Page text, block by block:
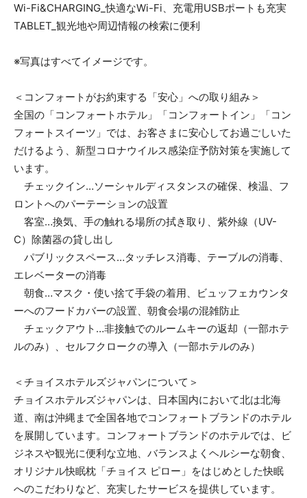
Wi-Fi&CHARGING_快適なWi-Fi、充電用USBポートも充実
TABLET_観光地や周辺情報の検索に便利
※写真はすべてイメージです。
＜コンフォートがお約束する「安心」への取り組み＞
全国の「コンフォートホテル」「コンフォートイン」「コン
フォートスイーツ」では、お客さまに安心してお過ごしいた
だけるよう、新型コロナウイルス感染症予防対策を実施して
います。
チェックイン…ソーシャルディスタンスの確保、検温、フ
ロントへのパーテーションの設置
客室…換気、手の触れる場所の拭き取り、紫外線（UV-
C）除菌器の貸し出し
パブリックスペース…タッチレス消毒、テーブルの消毒、
エレベーターの消毒
朝食…マスク・使い捨て手袋の着用、ビュッフェカウンタ
ーへのフードカバーの設置、朝食会場の混雑防止
チェックアウト…非接触でのルームキーの返却（一部ホテ
ルのみ）、セルフクロークの導入（一部ホテルのみ）
＜チョイスホテルズジャパンについて＞
チョイスホテルズジャパンは、日本国内において北は北海
道、南は沖縄まで全国各地でコンフォートブランドのホテル
を展開しています。コンフォートブランドのホテルでは、ビ
ジネスや観光に便利な立地、バランスよくヘルシーな朝食、
オリジナル快眠枕「チョイス ピロー」をはじめとした快眠
へのこだわりなど、充実したサービスを提供しています。